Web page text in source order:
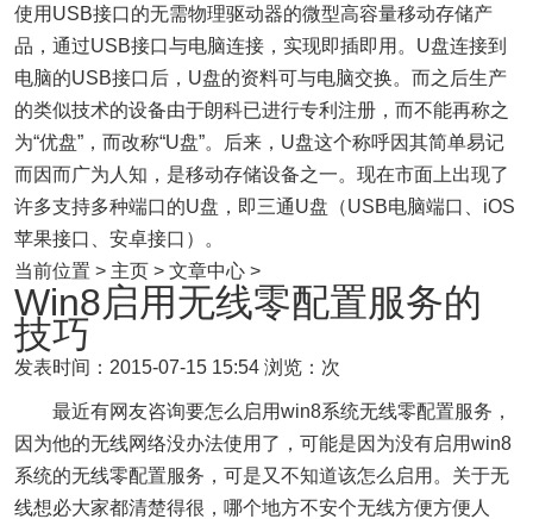
使用USB接口的无需物理驱动器的微型高容量移动存储产
品，通过USB接口与电脑连接，实现即插即用。U盘连接到
电脑的USB接口后，U盘的资料可与电脑交换。而之后生产
的类似技术的设备由于朗科已进行专利注册，而不能再称之
为“优盘”，而改称“U盘”。后来，U盘这个称呼因其简单易记
而因而广为人知，是移动存储设备之一。现在市面上出现了
许多支持多种端口的U盘，即三通U盘（USB电脑端口、iOS
苹果接口、安卓接口）。
当前位置 > 主页 > 文章中心 >
Win8启用无线零配置服务的
技巧
发表时间：2015-07-15 15:54 浏览：次
最近有网友咨询要怎么启用win8系统无线零配置服务，
因为他的无线网络没办法使用了，可能是因为没有启用win8
系统的无线零配置服务，可是又不知道该怎么启用。关于无
线想必大家都清楚得很，哪个地方不安个无线方便方便人